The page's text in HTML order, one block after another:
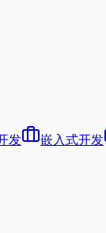
发 嵌入式开发